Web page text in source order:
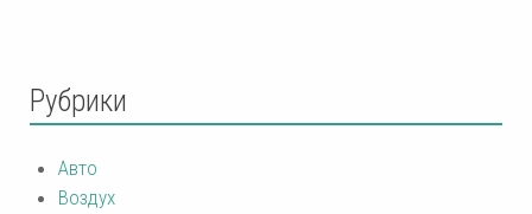
Рубрики
Авто
Воздух